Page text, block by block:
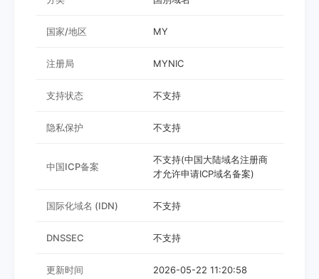
国家/地区 MY
注册局 MYNIC
支持状态 不支持
隐私保护 不支持
中国ICP备案
不支持(中国大陆域名注册商
才允许申请ICP域名备案)
国际化域名 (IDN) 不支持
DNSSEC 不支持
更新时间 2026-05-22 11:20:58